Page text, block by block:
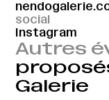
social
Instagram
Autres
Galerie